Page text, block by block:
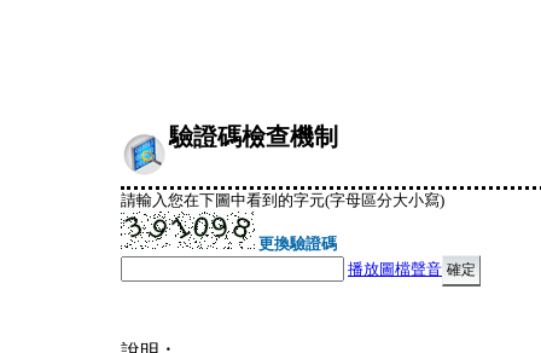
驗證碼檢查機制
請輸入您在下圖中看到的字元(字母區分大小寫)
更換驗證碼
播放圖檔聲音